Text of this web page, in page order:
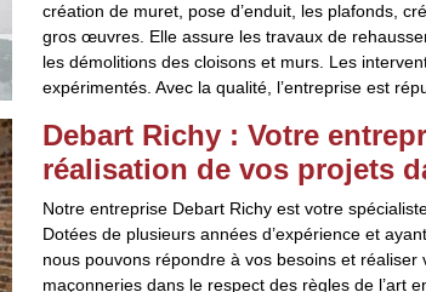
création de muret, pose d’enduit, les plafonds,
gros œuvres. Elle assure les travaux de
les démolitions des cloisons et murs. Les
expérimentés. Avec la qualité, l’entreprise est
Debart Richy : Votre
réalisation de vos projets
Notre entreprise Debart Richy est votre
Dotées de plusieurs années d’expérience et
nous pouvons répondre à vos besoins et
maçonneries dans le respect des règles de l’art